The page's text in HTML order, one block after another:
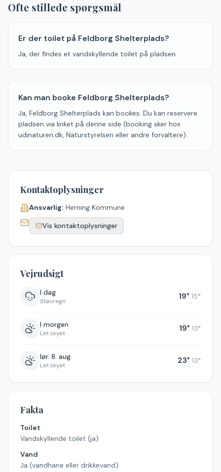
Ofte stillede spørgsmål
Er der toilet på Feldborg Shelterplads?
Ja, der findes et vandskyllende toilet på pladsen.
Kan man booke Feldborg Shelterplads?
Ja, Feldborg Shelterplads kan bookes. Du kan reservere
pladsen via linket på denne side (booking sker hos
udinaturen.dk, Naturstyrelsen eller andre forvaltere).
Kontaktoplysninger
Ansvarlig: Herning Kommune
Vis kontaktoplysninger
Vejrudsigt
I dag
Støvregn 19° 15°
I morgen
Let skyet 19° 13°
lør. 8. aug.
Let skyet 23° 13°
Fakta
Toilet
Vandskyllende toilet (ja)
Vand
Ja (vandhane eller drikkevand)